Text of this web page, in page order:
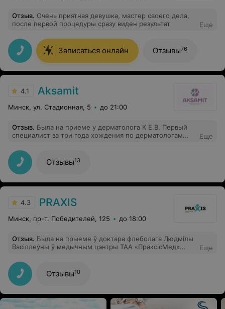
Отзыв. Очень приятная девушка, мастер своего дела,
после первой процедуры сразу виден результат
Еще
Записаться онлайн Отзывы76
4.1 Aksamit
Минск, ул. Стадионная, 5 до 21:00
Отзыв. Была на приеме у дерматолога К Е.В. Первый
специалист за три года хождения по дерматологам
Везде отправляли на анализы, потрачено много денег,
а результата никакого. Порекомендовали знакомые,
которым тоже осень помогла. Рекомендую И центр
отличный.
Еще
Отзывы13
4.3 PRAXIS
Минск, пр-т. Победителей, 125 до 18:00
Отзыв. Была на прыеме ў доктара флеболага Людмілы
Васіллеўны ў медычным цэнтры ТАА «ПраксісМед»
вельмі ўважлівы доктар, а спецыяліст наўпрост ад
бога. Усе зрабіла на вышэйшым узроўні, дала парады
на будучае!.
Еще
Отзывы10